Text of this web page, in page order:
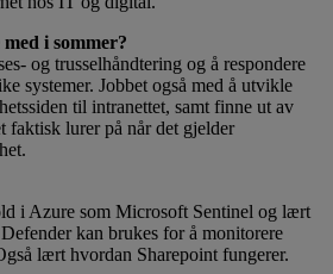
i sommer?
og trusselhåndtering og å respondere
systemer. Jobbet også med å utvikle
til intranettet, samt finne ut av
faktisk lurer på når det gjelder
i Azure som Microsoft Sentinel og lært
kan brukes for å monitorere
lært hvordan Sharepoint fungerer.